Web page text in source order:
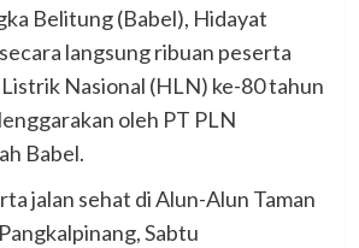
Belitung (Babel), Hidayat
langsung ribuan peserta
Nasional (HLN) ke-80 tahun
oleh PT PLN
Babel.
jalan sehat di Alun-Alun Taman
Sabtu